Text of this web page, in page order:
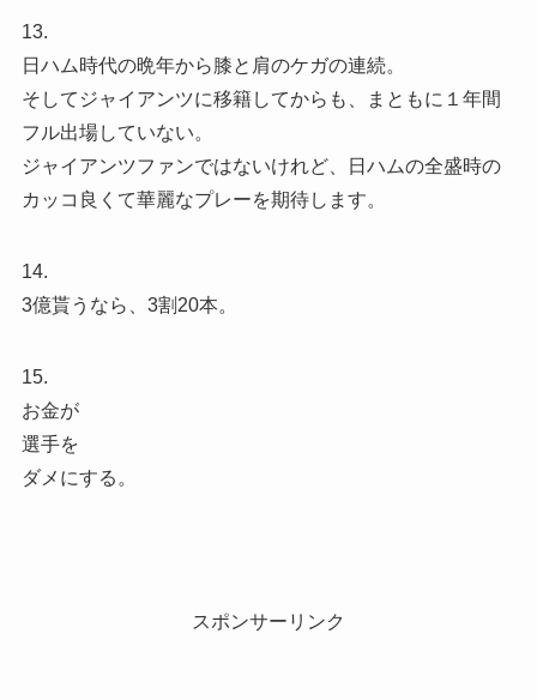
13.
日ハム時代の晩年から膝と肩のケガの連続。
そしてジャイアンツに移籍してからも、まともに１年間
フル出場していない。
ジャイアンツファンではないけれど、日ハムの全盛時の
カッコ良くて華麗なプレーを期待します。
14.
3億貰うなら、3割20本。
15.
お金が
選手を
ダメにする。
スポンサーリンク